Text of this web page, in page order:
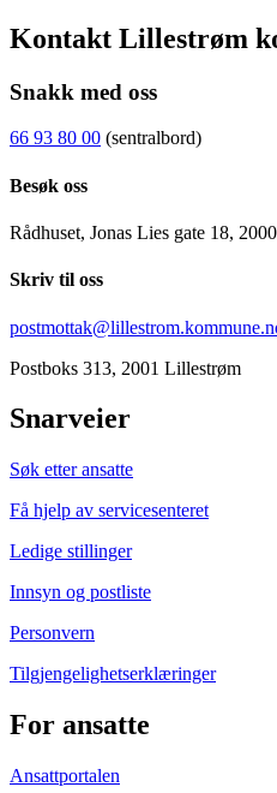
Kontakt Lillestrøm
Snakk med oss
66 93 80 00 (sentralbord)
Besøk oss
Rådhuset, Jonas Lies gate 18,
Skriv til oss
Postboks 313, 2001 Lillestrøm
Snarveier
Søk etter ansatte
Få hjelp av servicesenteret
Ledige stillinger
Innsyn og postliste
Personvern
Tilgjengelighetserklæringer
For ansatte
Ansattportalen